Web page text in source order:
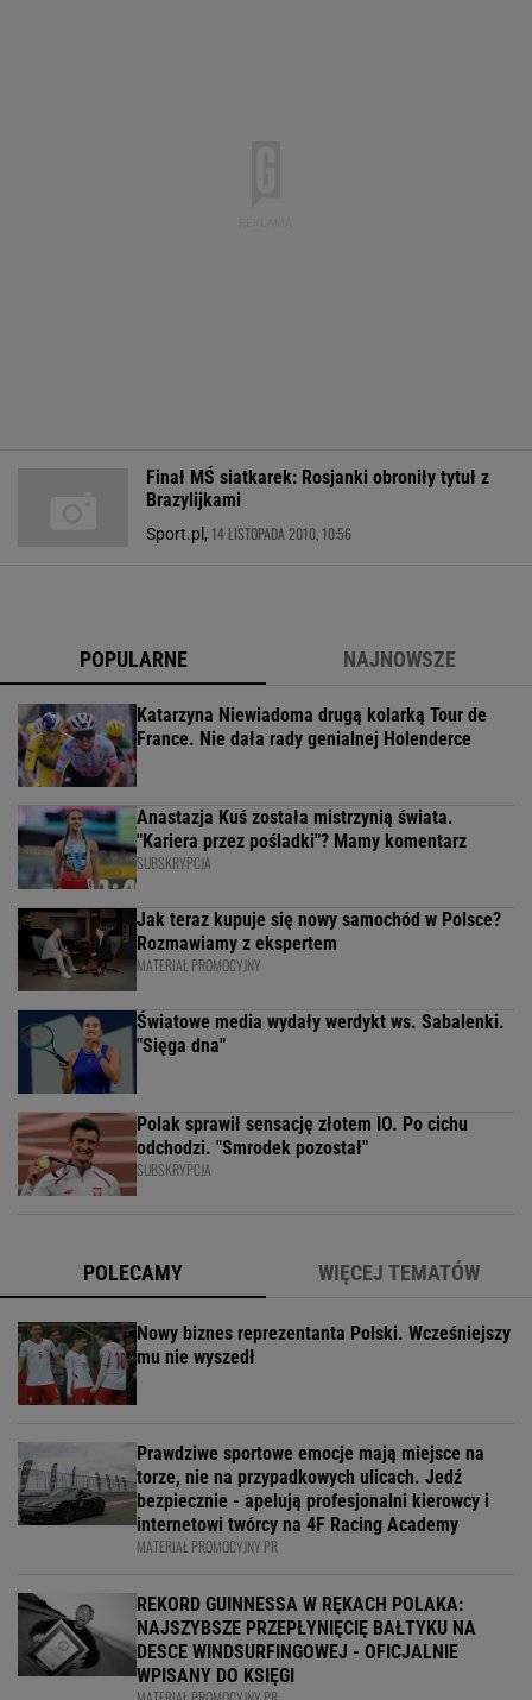
Finał MŚ siatkarek: Rosjanki obroniły tytuł z
Brazylijkami
Sport.pl, 14 LISTOPADA 2010, 10:56
POPULARNE NAJNOWSZE
Katarzyna Niewiadoma drugą kolarką Tour de
France. Nie dała rady genialnej Holenderce
Anastazja Kuś została mistrzynią świata.
"Kariera przez pośladki"? Mamy komentarz
SUBSKRYPCJA
Jak teraz kupuje się nowy samochód w Polsce?
Rozmawiamy z ekspertem
MATERIAŁ PROMOCYJNY
Światowe media wydały werdykt ws. Sabalenki.
"Sięga dna"
Polak sprawił sensację złotem IO. Po cichu
odchodzi. "Smrodek pozostał"
SUBSKRYPCJA
POLECAMY WIĘCEJ TEMATÓW
Nowy biznes reprezentanta Polski. Wcześniejszy
mu nie wyszedł
Prawdziwe sportowe emocje mają miejsce na
torze, nie na przypadkowych ulicach. Jedź
bezpiecznie - apelują profesjonalni kierowcy i
internetowi twórcy na 4F Racing Academy
MATERIAŁ PROMOCYJNY PR
REKORD GUINNESSA W RĘKACH POLAKA:
NAJSZYBSZE PRZEPŁYNIĘCIĘ BAŁTYKU NA
DESCE WINDSURFINGOWEJ - OFICJALNIE
WPISANY DO KSIĘGI